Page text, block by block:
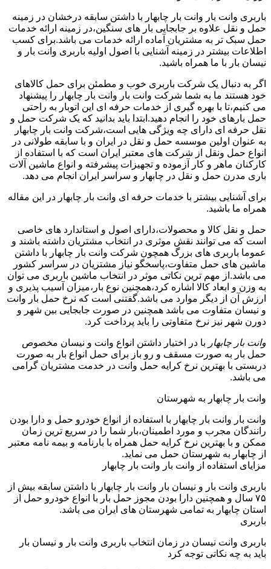
باربری وانت بار وانت بار چابهار با داشتن سابقه درخشان در زمینه
حمل و نقل علاوه بر جابجایی بار های سنگین،در زمینه ارائه خدمات
حمل سبک تر به مشتریان آماده ارائه خدمات می باشد.برای کسب
اطلاعات بیشتر در زمینه آشنایی با اصول اولیه باربری وانت بار و
نیسان بار با ما همراه باشید.
اگر به دنبال یک شرکت باربری خوب و مطمئن برای حمل کالاهای
خود هستند ما به شما شرکت وانت بار وانت بار چابهار را پیشنهاد
می کنیم،تا با بهره گیری از خدمات حرفه ای این اتوبار به راحتی
حمل بارهای خود را انجام دهید.ابتدا باید بدانید که یک شرکت حمل و
نقل حرفه ای دارای چه ویژگی هایی است،شرکت وانت بار چابهار
به عنوان اولین موسسه حمل و نقل در ایران و با سابقه طولانی در
انواع حمل ونقل از شرکت های معتبر ایران است که با استفاده از
کارکنان ماهر و کار آزموده و تجهیزات پیشرفته و انواع ماشین آلات
باری مدرن حمل و نقل در چابهار و سراسر ایران انجام می دهد.
برای آشنایی بیشتر با خدمات حرفه ای وانت بار چابهار در این مقاله
همراه ما باشید.
حمل و نقل کالا و محصولات،دارای اصول و استاندارد های خاصی
است که می توانند نقش موثری در انتخاب مشتریان داشته باشند و
عموما باربری های بزرگ همچون شرکت وانت بار چابهار با داشتن
ماشین های حمل متفاوت،پاسخگو نیاز مشتریان در سراسر کشور
می باشد.از مهم ترین نکاتی موثر در انتخاب ماشین باربری می توان
به وزن و ابعاد کالا اشاره کرد،همچنین نوع بار،میزان آسیب پذیری و
ارزش آن از دیگر موارد می باشد.گفتنی است که نرخ حمل بار وانت
و نیسان متفاوت می باشد همچنین در صورت جابجایی بین شهر و
دورن شهر نیز نرخ متفاوتی را باید پرداخت کرد.
وانت بار چابهار با در اختیار داشتن انواع وانت و نیسان مخصوص
حمل بار به صورت مسقف و رو باز برای حمل انواع بار به صورت
دربستی با بهترین نرخ کرایه حمل وانت در خدمت مشتریان گرامی
می باشد.
وانت بار چابهار به شهرستان
وانت بار وانت بار چابهار با استفاده از انواع خودرو حمل و دارا بودن
رانندگان مجرب و مورد اطمینان،بار شما را در سریع ترین زمان
ممکن و با بهترین نرخ کرایه حمل همراه با بارنامه و بیمه نامه معتبر
از چابهار به شهرستان حمل می نماید.
مزایای استفاده از وانت بار وانت بار چابهار
باربری وانت بار و نیسان بار وانت بار چابهار با داشتن سابقه بیش از
۷۵ سال و همچنین دارا بودن مجوز حمل بار با انواع خودرو حمل از
استان چابهار به تمامی شهرستان های ایران می باشد.
باربری
باربری وانت نیسان در زمان انتخاب باربری وانت بار و نیسان بار
باید به چه نکاتی توجه کرد